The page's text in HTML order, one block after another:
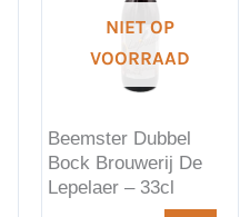
NIET OP
VOORRAAD
Beemster Dubbel
Bock Brouwerij De
Lepelaer – 33cl